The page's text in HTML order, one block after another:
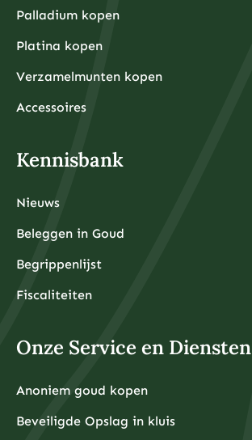
Palladium kopen
Platina kopen
Verzamelmunten kopen
Accessoires
Kennisbank
Nieuws
Beleggen in Goud
Begrippenlijst
Fiscaliteiten
Onze Service en Diensten
Anoniem goud kopen
Beveiligde Opslag in kluis